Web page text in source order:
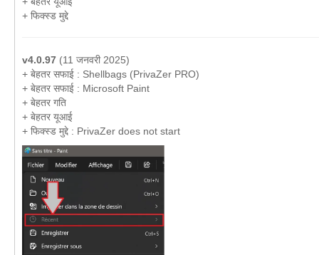
+ फिक्स्ड मुद्दे
v4.0.97 (11 जनवरी 2025)
+ बेहतर सफाई : Shellbags (PrivaZer PRO)
+ बेहतर सफाई : Microsoft Paint
+ बेहतर गति
+ बेहतर यूआई
+ फिक्स्ड मुद्दे : PrivaZer does not start